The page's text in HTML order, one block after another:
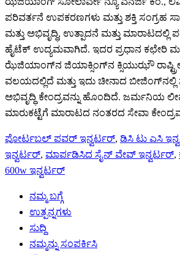
ಪರಿವರ್ತನೆ ಉಪಕರಣಗಳು ಮತ್ತು ಶಕ್ತಿ ಸಂಗ್ರಹ
ಮತ್ತು ಅಭಿವೃದ್ಧಿ, ಉತ್ಪಾದನೆ ಮತ್ತು
ಹೈಟೆಕ್ ಉದ್ಯಮವಾಗಿದೆ. ಇದರ ಪ್ರಧಾನ ಕಛೇರಿ
ಝೆಜಿಯಾಂಗ್‌ನ ಜಿಯಾಕ್ಸಿಂಗ್‌ನ ಕ್ಸಿಯುಝೌ
ವಲಯದಲ್ಲಿದೆ ಮತ್ತು ಇದು ಚೀನಾದ
ಅಭಿವೃದ್ಧಿ ಕೇಂದ್ರವನ್ನು ಹೊಂದಿದೆ.
ಮಾರುಕಟ್ಟೆಗೆ ಮಾರಾಟದ ನಂತರದ ಸೇವಾ
ಪೋರ್ಟಬಲ್ ಪವರ್ ಇನ್ವರ್ಟರ್, ಡಿಸಿ ಟು ಎಸಿ
ಇನ್ವರ್ಟರ್, ಮಾರ್ಪಡಿಸಿದ ಸೈನ್ ವೇವ್ ಇನ್ವರ್ಟರ್,
600w ಇನ್ವರ್ಟರ್
ನಮ್ಮ ಬಗ್ಗೆ
ಉತ್ಪನ್ನಗಳು
ಸುದ್ದಿ
ನಮ್ಮನ್ನು ಸಂಪರ್ಕಿಸಿ